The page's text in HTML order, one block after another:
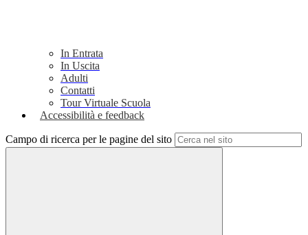
In Entrata
In Uscita
Adulti
Contatti
Tour Virtuale Scuola
Accessibilità e feedback
Campo di ricerca per le pagine del sito